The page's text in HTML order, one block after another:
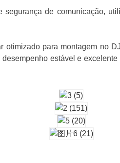
de comunicação,
para montagem no
estável e